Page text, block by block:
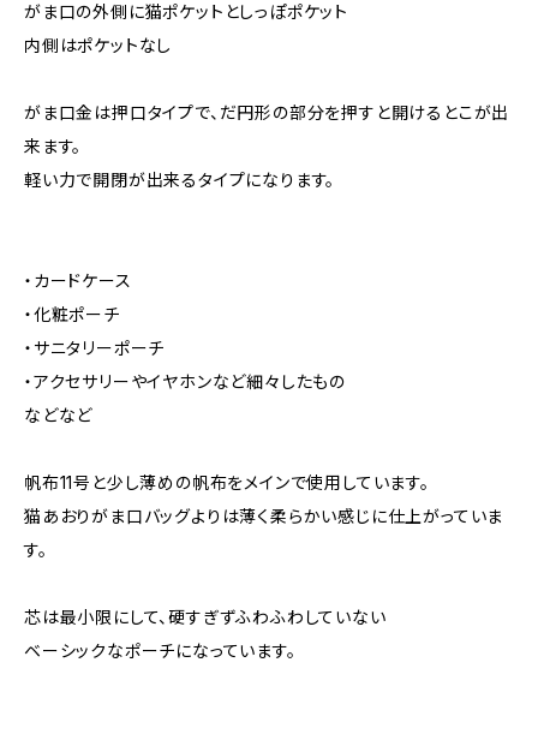
がま口の外側に猫ポケットとしっぽポケット
内側はポケットなし
がま口金は押口タイプで、だ円形の部分を押すと開けるとこが出
来ます。
軽い力で開閉が出来るタイプになります。
・カードケース
・化粧ポーチ
・サニタリーポーチ
・アクセサリーやイヤホンなど細々したもの
などなど
帆布11号と少し薄めの帆布をメインで使用しています。
猫あおりがま口バッグよりは薄く柔らかい感じに仕上がっていま
す。
芯は最小限にして、硬すぎずふわふわしていない
ベーシックなポーチになっています。